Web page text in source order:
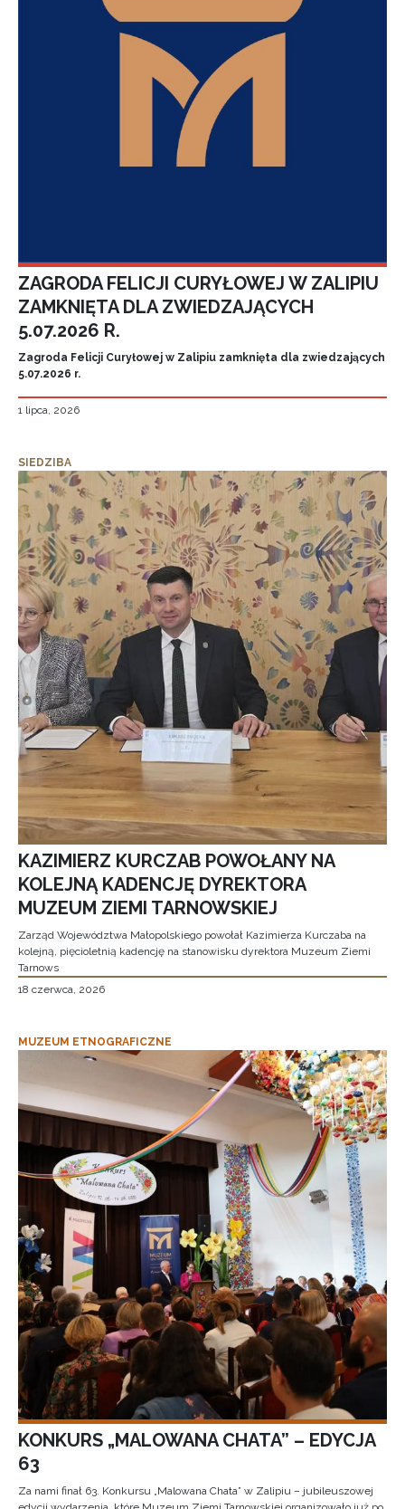
ZAGRODA FELICJI CURYŁOWEJ W ZALIPIU
ZAMKNIĘTA DLA ZWIEDZAJĄCYCH
5.07.2026 R.
Zagroda Felicji Curyłowej w Zalipiu zamknięta dla zwiedzających
5.07.2026 r.
1 lipca, 2026
SIEDZIBA
KAZIMIERZ KURCZAB POWOŁANY NA
KOLEJNĄ KADENCJĘ DYREKTORA
MUZEUM ZIEMI TARNOWSKIEJ
Zarząd Województwa Małopolskiego powołał Kazimierza Kurczaba na
kolejną, pięcioletnią kadencję na stanowisku dyrektora Muzeum Ziemi
Tarnows
18 czerwca, 2026
MUZEUM ETNOGRAFICZNE
KONKURS „MALOWANA CHATA” – EDYCJA
63
Za nami finał 63. Konkursu „Malowana Chata” w Zalipiu – jubileuszowej